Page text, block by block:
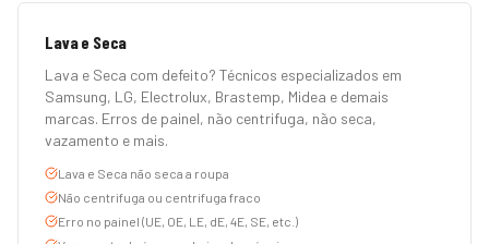
Lava e Seca
Lava e Seca com defeito? Técnicos especializados em
Samsung, LG, Electrolux, Brastemp, Midea e demais
marcas. Erros de painel, não centrifuga, não seca,
vazamento e mais.
Lava e Seca não seca a roupa
Não centrifuga ou centrifuga fraco
Erro no painel (UE, OE, LE, dE, 4E, SE, etc.)